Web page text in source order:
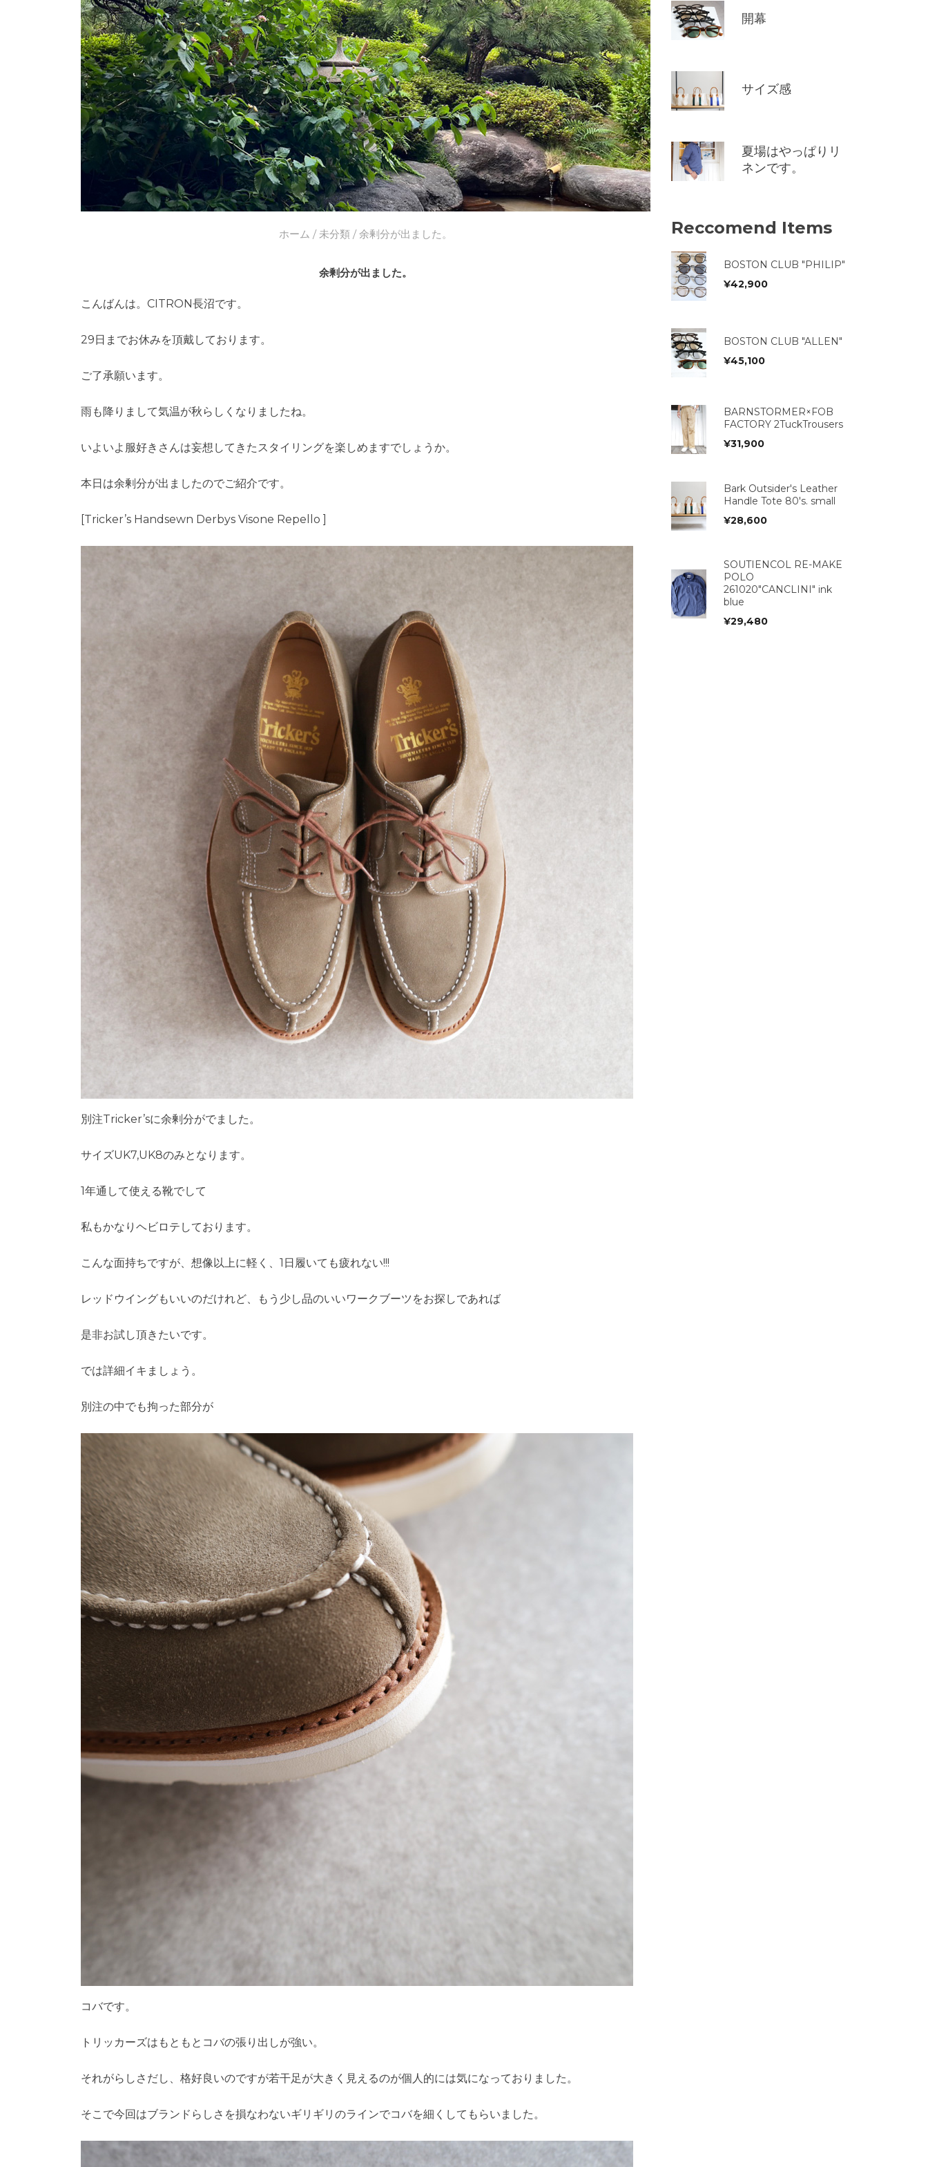
ホーム / 未分類 / 余剰分が出ました。
余剰分が出ました。
こんばんは。CITRON長沼です。
29日までお休みを頂戴しております。
ご了承願います。
雨も降りまして気温が秋らしくなりましたね。
いよいよ服好きさんは妄想してきたスタイリングを楽しめますでしょうか。
本日は余剰分が出ましたのでご紹介です。
[Tricker’s Handsewn Derbys Visone Repello ]
別注Tricker’sに余剰分がでました。
サイズUK7,UK8のみとなります。
1年通して使える靴でして
私もかなりヘビロテしております。
こんな面持ちですが、想像以上に軽く、1日履いても疲れない!!!
レッドウイングもいいのだけれど、もう少し品のいいワークブーツをお探しであれば
是非お試し頂きたいです。
では詳細イキましょう。
別注の中でも拘った部分が
コバです。
トリッカーズはもともとコバの張り出しが強い。
それがらしさだし、格好良いのですが若干足が大きく見えるのが個人的には気になっておりました。
そこで今回はブランドらしさを損なわないギリギリのラインでコバを細くしてもらいました。
開幕
サイズ感
夏場はやっぱりリ
ネンです。
Reccomend Items
BOSTON CLUB "PHILIP"
¥42,900
BOSTON CLUB "ALLEN"
¥45,100
BARNSTORMER×FOB
FACTORY 2TuckTrousers
¥31,900
Bark Outsider's Leather
Handle Tote 80's. small
¥28,600
SOUTIENCOL RE-MAKE
POLO
261020"CANCLINI" ink
blue
¥29,480